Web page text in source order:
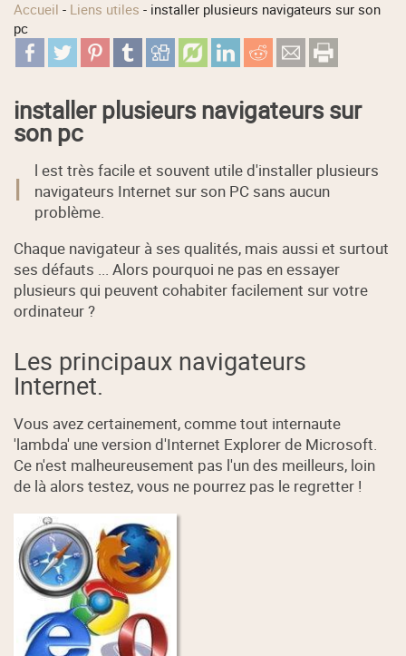
Accueil - Liens utiles - installer plusieurs navigateurs sur son
pc
installer plusieurs navigateurs sur
son pc
I
l est très facile et souvent utile d'installer plusieurs
navigateurs Internet sur son PC sans aucun
problème.
Chaque navigateur à ses qualités, mais aussi et surtout
ses défauts ... Alors pourquoi ne pas en essayer
plusieurs qui peuvent cohabiter facilement sur votre
ordinateur ?
Les principaux navigateurs
Internet.
Vous avez certainement, comme tout internaute
'lambda' une version d'Internet Explorer de Microsoft.
Ce n'est malheureusement pas l'un des meilleurs, loin
de là alors testez, vous ne pourrez pas le regretter !